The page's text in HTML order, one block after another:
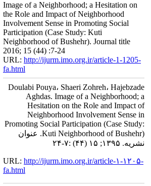
Image of a Neighborhood; a Hesitation on
the Role and Impact of Neighborhood
Involvement Sense in Promoting Social
Participation (Case Study: Kuti
Neighborhood of Bushehr). Journal title
2016; 15 (44) :7-24
URL: http://ijurm.imo.org.ir/article-1-1205-
fa.html
Doulabi Pouya، Shaeri Zohreh، Hajebzade
Aghdas. Image of a Neighborhood; a
Hesitation on the Role and Impact of
Neighborhood Involvement Sense in
Promoting Social Participation (Case Study:
Kuti Neighborhood of Bushehr). عنوان
نشریه. ۱۳۹۵; ۱۵ (۴۴) :۷-۲۴
URL: http://ijurm.imo.org.ir/article-۱-۱۲۰۵-
fa.html